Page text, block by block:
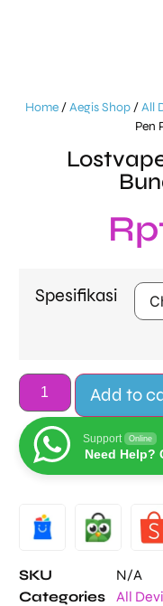
Home /Aegis Shop /All
Pen
Rp
Spesifikasi
Add to
Support Online
Need Help?
SKU
N/A
Categories
All